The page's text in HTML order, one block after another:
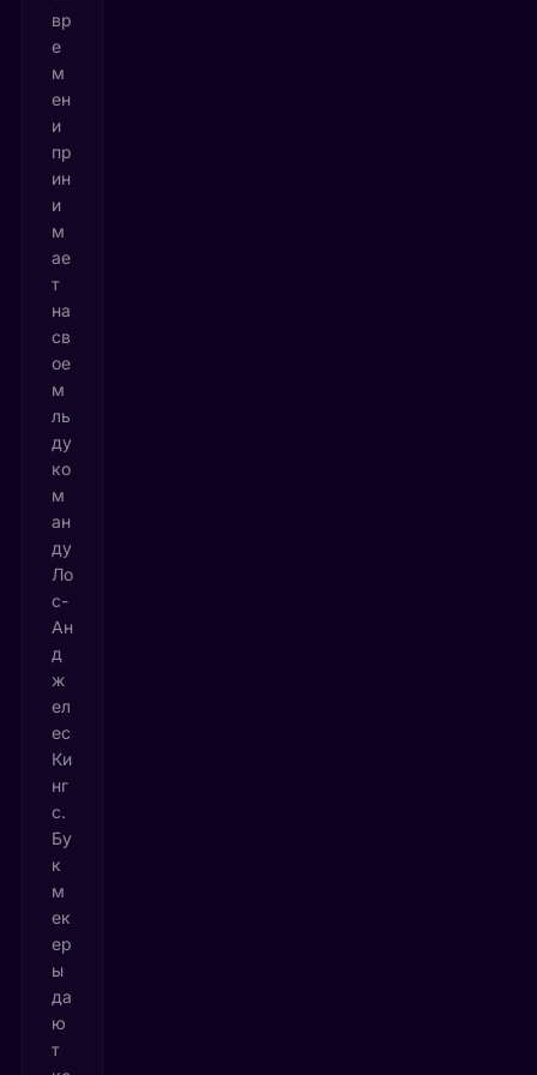
вр
е
м
ен
и
пр
ин
и
м
ае
т
на
св
ое
м
ль
ду
ко
м
ан
ду
Ло
с-
Ан
д
ж
ел
ес
Ки
нг
с.
Бу
к
м
ек
ер
ы
да
ю
т